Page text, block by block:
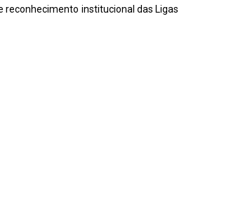
institucional das Ligas